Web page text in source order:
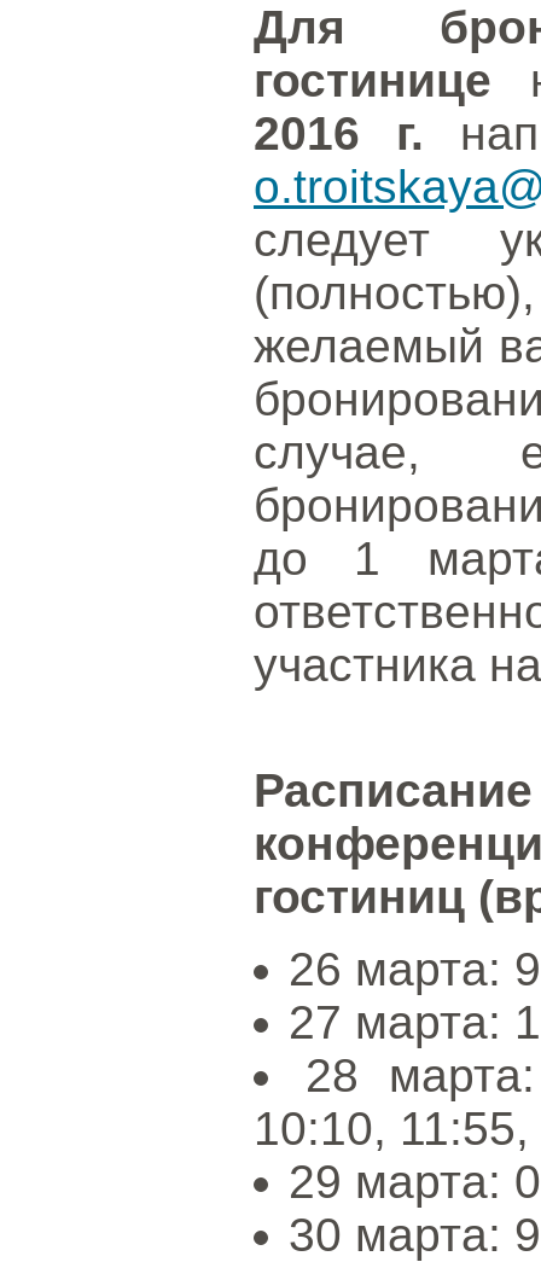
Для
гостинице
2016 г.
следует
желаемый
случае,
до 1
участника
гостиниц
26 марта:
27 марта:
28
10:10,
29 марта:
30 марта: